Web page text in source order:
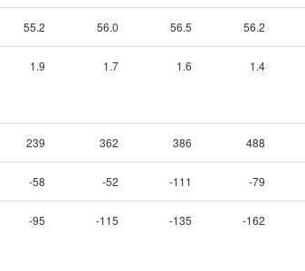
55.2 56.0 56.5 56.2
1.9 1.7 1.6 1.4
239 362 386 488
-58 -52 -111 -79
-95 -115 -135 -162